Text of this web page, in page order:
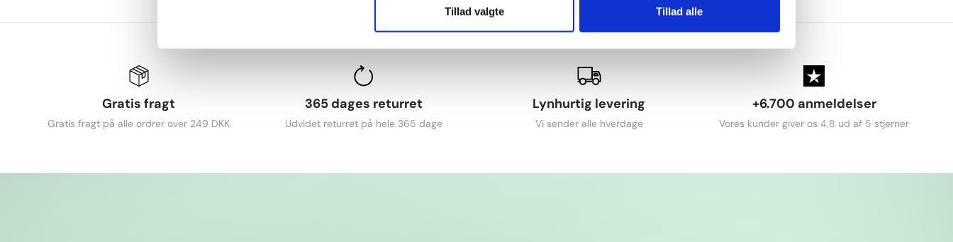
Tillad valgte Tillad alle
Gratis fragt
Gratis fragt på alle ordrer over 249 DKK
365 dages returret
Udvidet returret på hele 365 dage
Lynhurtig levering
Vi sender alle hverdage
+6.700 anmeldelser
Vores kunder giver os 4,8 ud af 5 stjerner